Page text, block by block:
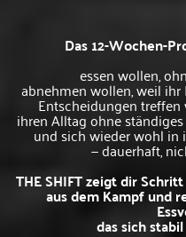
Das 12-Wochen-
essen wollen,
abnehmen wollen, weil
Entscheidungen
ihren Alltag ohne
und sich wieder wohl
— dauerhaft,
THE SHIFT zeigt dir
aus dem Kampf und
das sich